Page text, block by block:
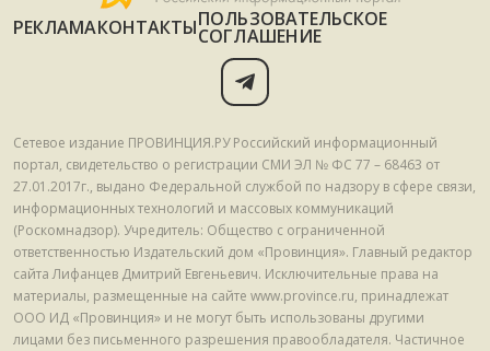
РЕКЛАМАКОНТАКТЫПОЛЬЗОВАТЕЛЬСКОЕ
СОГЛАШЕНИЕ
Сетевое издание ПРОВИНЦИЯ.РУ Российский информационный
портал, свидетельство о регистрации СМИ ЭЛ № ФС 77 – 68463 от
27.01.2017г., выдано Федеральной службой по надзору в сфере связи,
информационных технологий и массовых коммуникаций
(Роскомнадзор). Учредитель: Общество с ограниченной
ответственностью Издательский дом «Провинция». Главный редактор
сайта Лифанцев Дмитрий Евгеньевич. Исключительные права на
материалы, размещенные на сайте www.province.ru, принадлежат
ООО ИД «Провинция» и не могут быть использованы другими
лицами без письменного разрешения правообладателя. Частичное